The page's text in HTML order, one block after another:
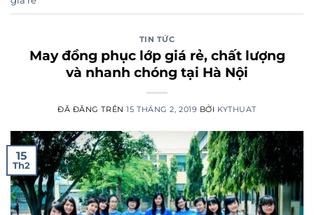
TIN TỨC
May đồng phục lớp giá rẻ, chất lượng
và nhanh chóng tại Hà Nội
ĐÃ ĐĂNG TRÊN15 THÁNG 2, 2019 BỞI KYTHUAT
15
Th2